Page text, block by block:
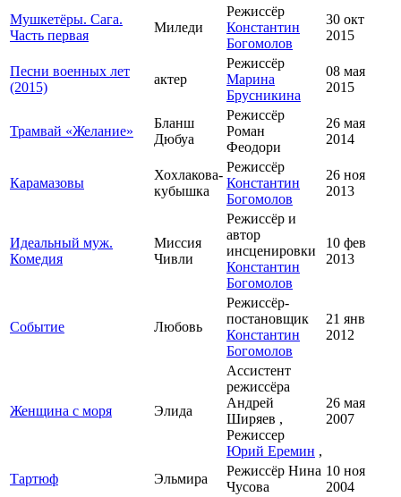
Мушкетёры. Сага.
Часть первая
Миледи
Режиссёр
Константин
Богомолов
30 окт
2015
Песни военных лет
(2015)
актер
Режиссёр
Марина
Брусникина
08 мая
2015
Трамвай «Желание»
Бланш
Дюбуа
Режиссёр
Роман
Феодори
26 мая
2014
Карамазовы
Хохлакова-
кубышка
Режиссёр
Константин
Богомолов
26 ноя
2013
Идеальный муж.
Комедия
Миссия
Чивли
Режиссёр и
автор
инсценировки
Константин
Богомолов
10 фев
2013
Событие Любовь
Режиссёр-
постановщик
Константин
Богомолов
21 янв
2012
Женщина с моря Элида
Ассистент
режиссёра
Андрей
Ширяев ,
Режиссер
Юрий Еремин ,
26 мая
2007
Тартюф Эльмира
Режиссёр Нина
Чусова
10 ноя
2004